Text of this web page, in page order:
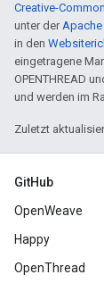
Creative-
unter derApache
in den
eingetragene
OPENTHREAD
und werden im
Zuletzt
GitHub
OpenWeave
Happy
OpenThread